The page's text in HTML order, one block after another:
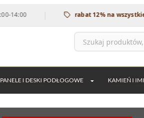
| rabat 12% na wszystkie
PANELE I DESKI PODŁOGOWE KAMIEŃ I